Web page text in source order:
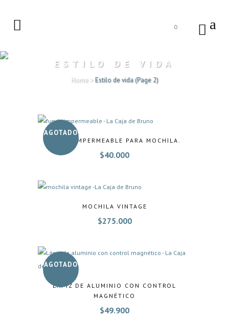
0
ESTILO DE VIDA
Home>Estilo de vida(Page 2)
AGOTADO
FUNDA IMPERMEABLE PARA MOCHILA.
$40.000
MOCHILA VINTAGE
$275.000
AGOTADO
LÁPIZ DE ALUMINIO CON CONTROL
MAGNÉTICO
$49.900